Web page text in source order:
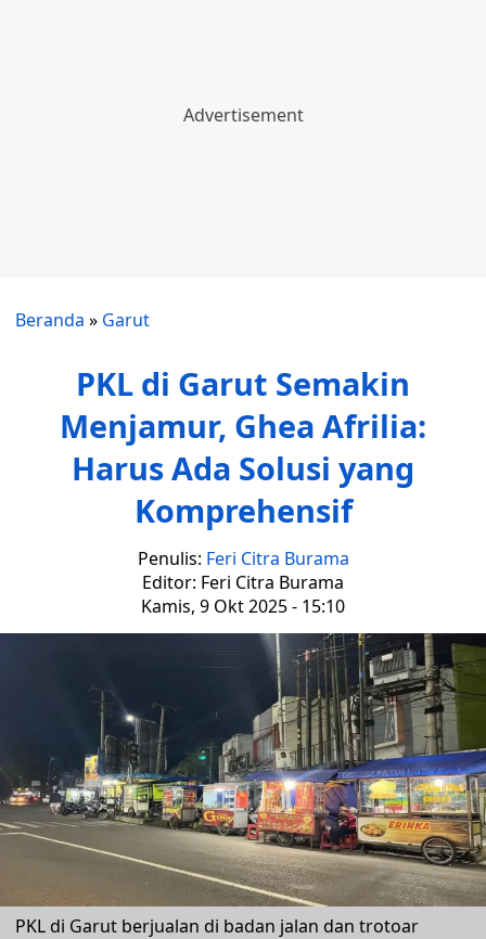
Beranda » Garut
PKL di Garut Semakin
Menjamur, Ghea Afrilia:
Harus Ada Solusi yang
Komprehensif
Penulis: Feri Citra Burama
Editor: Feri Citra Burama
Kamis, 9 Okt 2025 - 15:10
PKL di Garut berjualan di badan jalan dan trotoar